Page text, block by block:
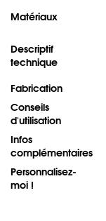
Matériaux
Descriptif
technique
Fabrication
Conseils
d'utilisation
Infos
complémentaires
Personnalisez-
moi !